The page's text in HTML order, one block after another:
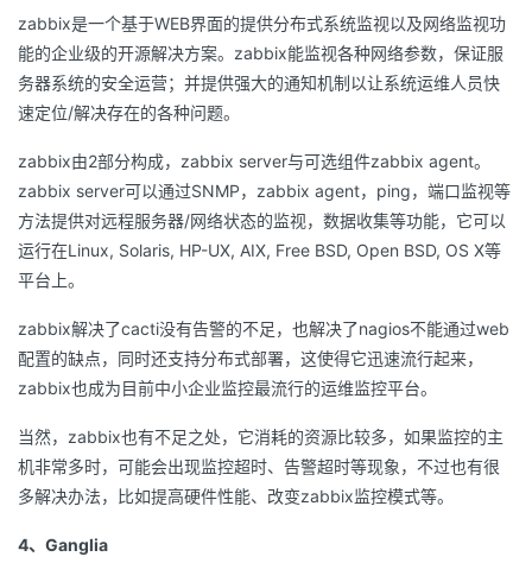
程
认
证
的
实
验
我
的
收
藏
支
持
声
建
议
zabbix是一个基于WEB界面的提供分布式系统监视以及网络监视功
能的企业级的开源解决方案。zabbix能监视各种网络参数，保证服
务器系统的安全运营；并提供强大的通知机制以让系统运维人员快
速定位/解决存在的各种问题。
zabbix由2部分构成，zabbix server与可选组件zabbix agent。
zabbix server可以通过SNMP，zabbix agent，ping，端口监视等
方法提供对远程服务器/网络状态的监视，数据收集等功能，它可以
运行在Linux, Solaris, HP-UX, AIX, Free BSD, Open BSD, OS X等
平台上。
zabbix解决了cacti没有告警的不足，也解决了nagios不能通过web
配置的缺点，同时还支持分布式部署，这使得它迅速流行起来，
zabbix也成为目前中小企业监控最流行的运维监控平台。
当然，zabbix也有不足之处，它消耗的资源比较多，如果监控的主
机非常多时，可能会出现监控超时、告警超时等现象，不过也有很
多解决办法，比如提高硬件性能、改变zabbix监控模式等。
4、Ganglia